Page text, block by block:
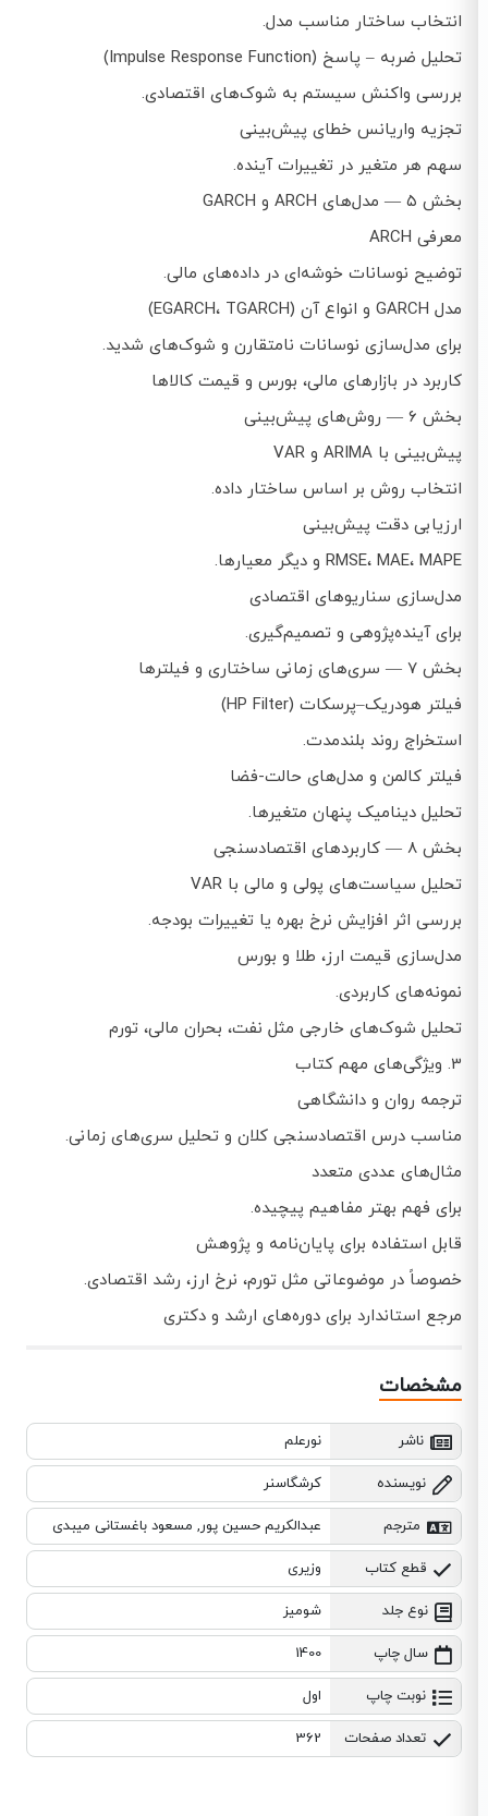
انتخاب ساختار مناسب مدل.
تحلیل ضربه – پاسخ (Impulse Response Function)
بررسی واکنش سیستم به شوک‌های اقتصادی.
تجزیه واریانس خطای پیش‌بینی
سهم هر متغیر در تغییرات آینده.
بخش ۵ — مدل‌های ARCH و GARCH
معرفی ARCH
توضیح نوسانات خوشه‌ای در داده‌های مالی.
مدل GARCH و انواع آن (EGARCH، TGARCH)
برای مدل‌سازی نوسانات نامتقارن و شوک‌های شدید.
کاربرد در بازارهای مالی، بورس و قیمت کالاها
بخش ۶ — روش‌های پیش‌بینی
پیش‌بینی با ARIMA و VAR
انتخاب روش بر اساس ساختار داده.
ارزیابی دقت پیش‌بینی
RMSE، MAE، MAPE و دیگر معیارها.
مدل‌سازی سناریوهای اقتصادی
برای آینده‌پژوهی و تصمیم‌گیری.
بخش ۷ — سری‌های زمانی ساختاری و فیلترها
فیلتر هودریک–پرسکات (HP Filter)
استخراج روند بلندمدت.
فیلتر کالمن و مدل‌های حالت-فضا
تحلیل دینامیک پنهان متغیرها.
بخش ۸ — کاربردهای اقتصادسنجی
تحلیل سیاست‌های پولی و مالی با VAR
بررسی اثر افزایش نرخ بهره یا تغییرات بودجه.
مدل‌سازی قیمت ارز، طلا و بورس
نمونه‌های کاربردی.
تحلیل شوک‌های خارجی مثل نفت، بحران مالی، تورم
ترجمه روان و دانشگاهی
مناسب درس اقتصادسنجی کلان و تحلیل سری‌های زمانی.
مثال‌های عددی متعدد
برای فهم بهتر مفاهیم پیچیده.
قابل استفاده برای پایان‌نامه و پژوهش
خصوصاً در موضوعاتی مثل تورم، نرخ ارز، رشد اقتصادی.
مرجع استاندارد برای دوره‌های ارشد و دکتری
مشخصات
ناشر نورعلم
نویسنده کرشگاسنر
مترجم عبدالکریم حسین پور, مسعود باغستانی میبدی
قطع کتاب وزیری
نوع جلد شومیز
سال چاپ 1400
نوبت چاپ اول
تعداد صفحات 362